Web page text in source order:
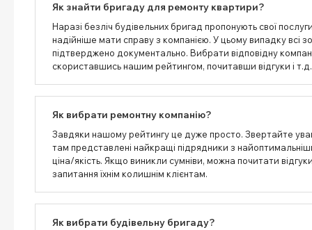
Як знайти бригаду для ремонту квартири?
Наразі безліч будівельних бригад пропонують свої
надійніше мати справу з компанією. У цьому випадку всі
підтверджено документально. Вибрати відповідну
скориставшись нашим рейтингом, почитавши відгуки і т.д.
Як вибрати ремонтну компанію?
Завдяки нашому рейтингу це дуже просто. Звертайте
там представлені найкращі підрядники з
ціна/якість. Якщо виникли сумніви, можна почитати
запитання їхнім колишнім клієнтам.
Як вибрати будівельну бригаду?